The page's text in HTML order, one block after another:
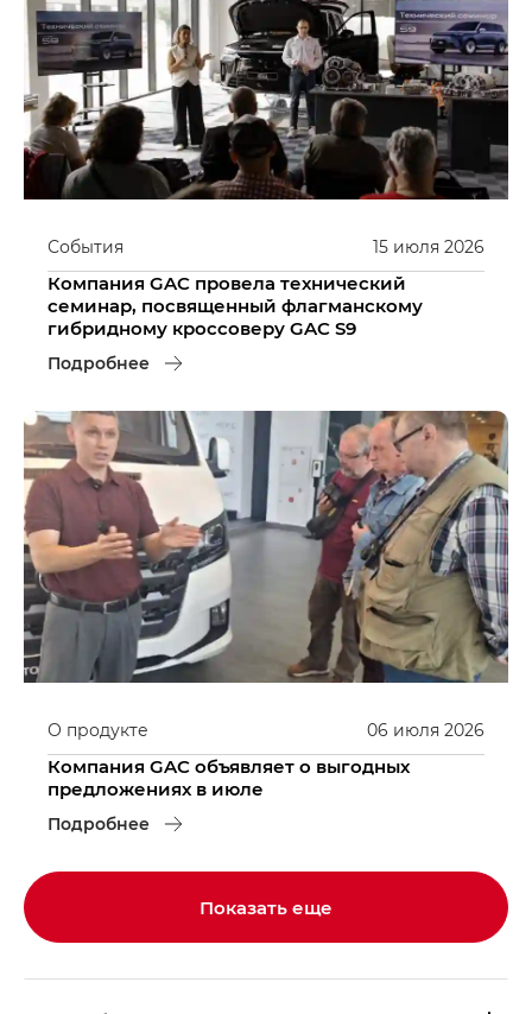
15 июля 2026
События
Компания GAC провела технический
семинар, посвященный флагманскому
гибридному кроссоверу GAC S9
Подробнее
06 июля 2026
О продукте
Компания GAC объявляет о выгодных
предложениях в июле
Подробнее
Показать еще